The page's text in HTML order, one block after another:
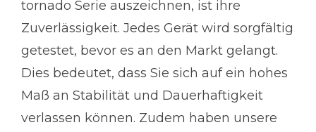
tornado Serie auszeichnen, ist ihre
Zuverlässigkeit. Jedes Gerät wird sorgfältig
getestet, bevor es an den Markt gelangt.
Dies bedeutet, dass Sie sich auf ein hohes
Maß an Stabilität und Dauerhaftigkeit
verlassen können. Zudem haben unsere